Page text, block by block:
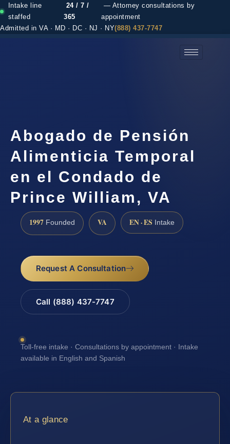
Intake line
staffed
24 / 7 /
365
— Attorney consultations by
appointment
Admitted in VA · MD · DC · NJ · NY(888) 437-7747
Abogado de Pensión
Alimenticia Temporal
en el Condado de
Prince William, VA
1997 Founded VA EN · ES Intake
Request A Consultation
Call (888) 437-7747
Toll-free intake · Consultations by appointment · Intake
available in English and Spanish
At a glance